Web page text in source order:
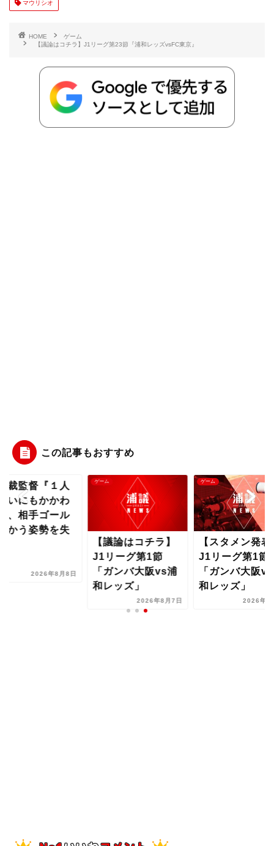
r t
e
n
k
マウリシオ
HOME
ゲーム
【議論はコチラ】J1リーグ第23節『浦和レッズvsFC東京』
この記事もおすすめ
ンバ大阪vs浦
ゲーム
【スタメン発表】
J1リーグ第1節
「ガンバ大阪vs浦
和レッズ」
2026年8月7日
ゲーム
曺貴裁監督『１
少ないにもかか
らず、相手ゴー
に向かう姿勢を
わ...
2026年8